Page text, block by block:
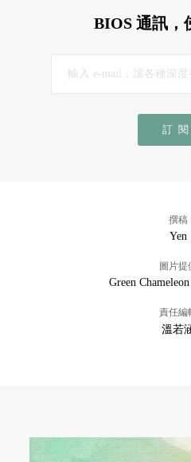
BIOS 通訊，
訂閱
撰稿
Yen
圖片提
Green
責任編
溫若